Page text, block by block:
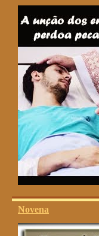
Novena